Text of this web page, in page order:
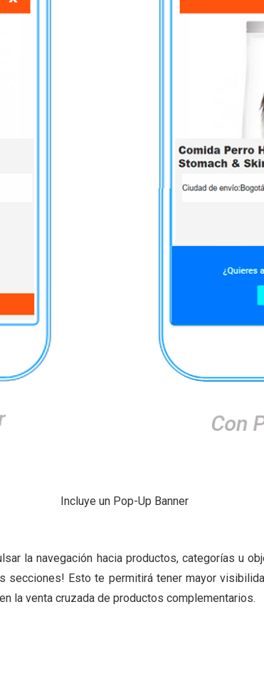
Incluye un Pop-Up Banner
la navegación hacia productos, categorías u
Esto te permitirá tener mayor
la venta cruzada de productos complementarios.